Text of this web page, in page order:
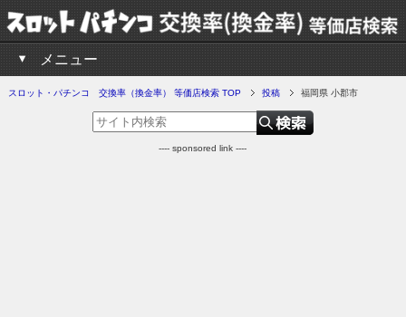
メニュー
スロット・パチンコ 交換率（換金率） 等価店検索 TOP 投稿 福岡県 小郡市
---- sponsored link ----